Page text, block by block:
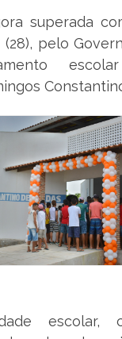
superada
pelo
escolar,